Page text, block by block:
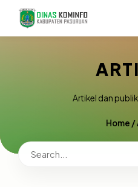
Artikel dan
Home /